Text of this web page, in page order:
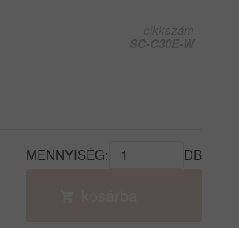
MENNYISÉG: DB